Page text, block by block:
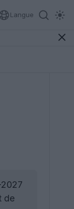
Langue
de